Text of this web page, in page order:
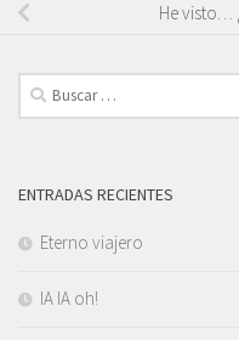
He visto…
Buscar:
ENTRADAS RECIENTES
Eterno viajero
IA IA oh!